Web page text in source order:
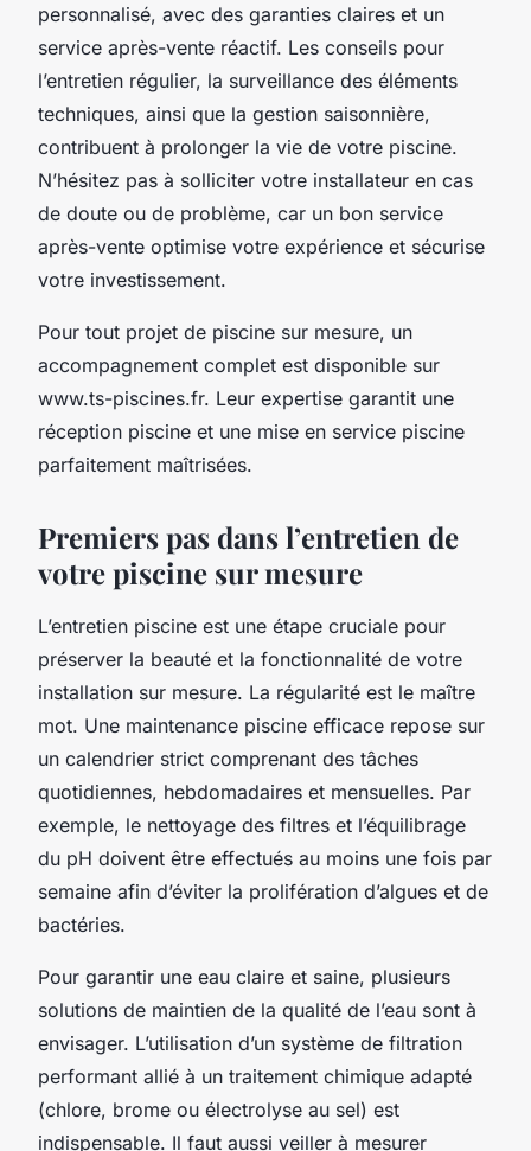
personnalisé, avec des garanties claires et un
service après-vente réactif. Les conseils pour
l’entretien régulier, la surveillance des éléments
techniques, ainsi que la gestion saisonnière,
contribuent à prolonger la vie de votre piscine.
N’hésitez pas à solliciter votre installateur en cas
de doute ou de problème, car un bon service
après-vente optimise votre expérience et sécurise
votre investissement.
Pour tout projet de piscine sur mesure, un
accompagnement complet est disponible sur
www.ts-piscines.fr. Leur expertise garantit une
réception piscine et une mise en service piscine
parfaitement maîtrisées.
Premiers pas dans l’entretien de
votre piscine sur mesure
L’entretien piscine est une étape cruciale pour
préserver la beauté et la fonctionnalité de votre
installation sur mesure. La régularité est le maître
mot. Une maintenance piscine efficace repose sur
un calendrier strict comprenant des tâches
quotidiennes, hebdomadaires et mensuelles. Par
exemple, le nettoyage des filtres et l’équilibrage
du pH doivent être effectués au moins une fois par
semaine afin d’éviter la prolifération d’algues et de
bactéries.
Pour garantir une eau claire et saine, plusieurs
solutions de maintien de la qualité de l’eau sont à
envisager. L’utilisation d’un système de filtration
performant allié à un traitement chimique adapté
(chlore, brome ou électrolyse au sel) est
indispensable. Il faut aussi veiller à mesurer